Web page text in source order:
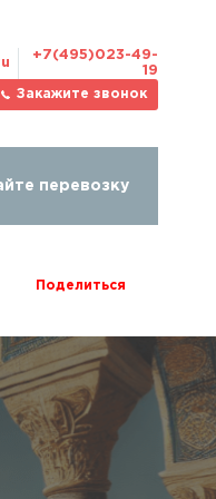
+7(495)023-49-
19
Закажите звонок
перевозку
Поделиться